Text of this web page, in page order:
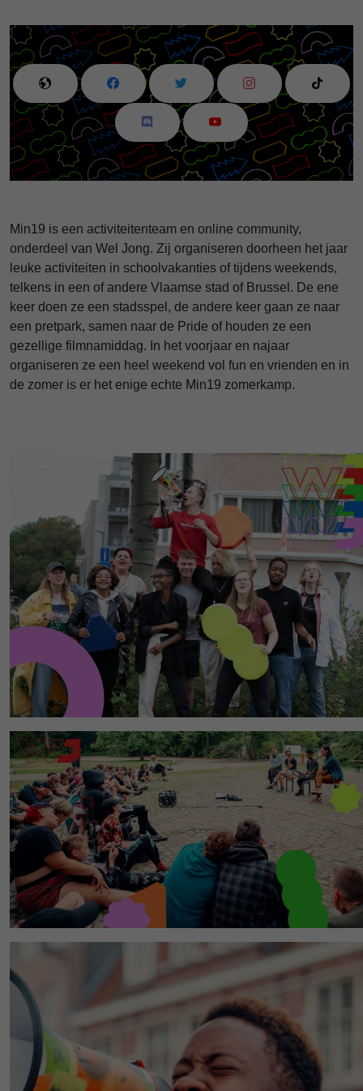
Min19 is een activiteitenteam en online community,
onderdeel van Wel Jong. Zij organiseren doorheen het jaar
leuke activiteiten in schoolvakanties of tijdens weekends,
telkens in een of andere Vlaamse stad of Brussel. De ene
keer doen ze een stadsspel, de andere keer gaan ze naar
een pretpark, samen naar de Pride of houden ze een
gezellige filmnamiddag. In het voorjaar en najaar
organiseren ze een heel weekend vol fun en vrienden en in
de zomer is er het enige echte Min19 zomerkamp.